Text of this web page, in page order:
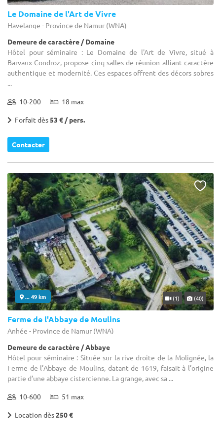
Le Domaine de l'Art de Vivre
Havelange - Province de Namur (WNA)
Demeure de caractère / Domaine
Hôtel pour séminaire : Le Domaine de l'Art de Vivre, situé à
Barvaux-Condroz, propose cinq salles de réunion alliant caractère
authentique et modernité. Ces espaces offrent des décors sobres
...
10-200 18 max
Forfait dès53 € / pers.
Contacter
... 49 km (1) (40)
Ferme de l'Abbaye de Moulins
Anhée - Province de Namur (WNA)
Demeure de caractère / Abbaye
Hôtel pour séminaire : Située sur la rive droite de la Molignée, la
Ferme de l’Abbaye de Moulins, datant de 1619, faisait à l’origine
partie d’une abbaye cistercienne. La grange, avec sa ...
10-600 51 max
Location dès250 €